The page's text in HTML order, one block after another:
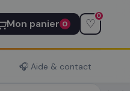
Mon panier 0 ♡
0
🎧 Aide & contact